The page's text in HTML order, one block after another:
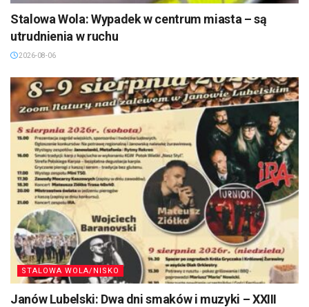
Stalowa Wola: Wypadek w centrum miasta – są
utrudnienia w ruchu
2026-08-06
STALOWA WOLA/NISKO
Janów Lubelski: Dwa dni smaków i muzyki – XXIII